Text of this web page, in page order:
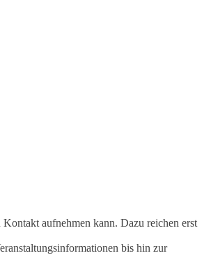
aufnehmen kann. Dazu reichen erst
bis hin zur